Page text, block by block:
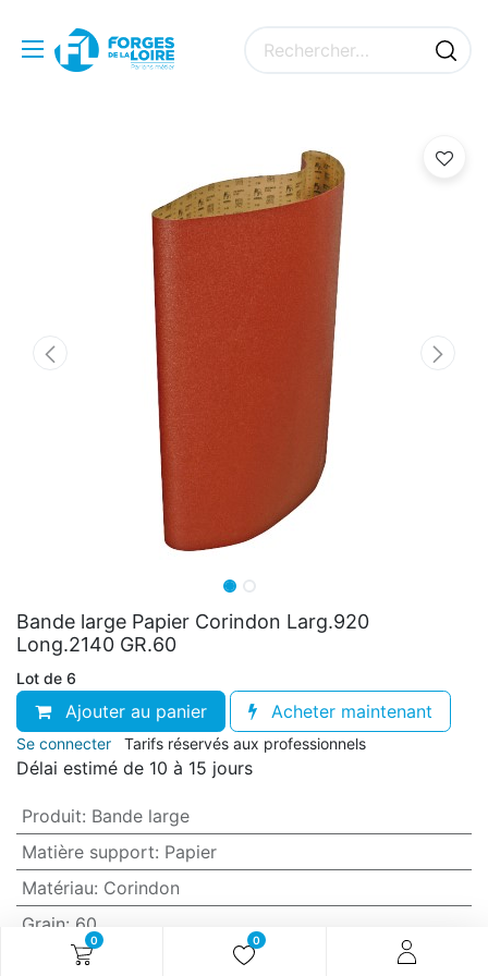
0 0
Bande large Papier Corindon Larg.920
Long.2140 GR.60
Lot de 6
Ajouter au panier Acheter maintenant
Se connecter Tarifs réservés aux professionnels
Délai estimé de 10 à 15 jours
Produit: Bande large
Matière support: Papier
Matériau: Corindon
Grain: 60
Anti-encrassement
Non (standard)